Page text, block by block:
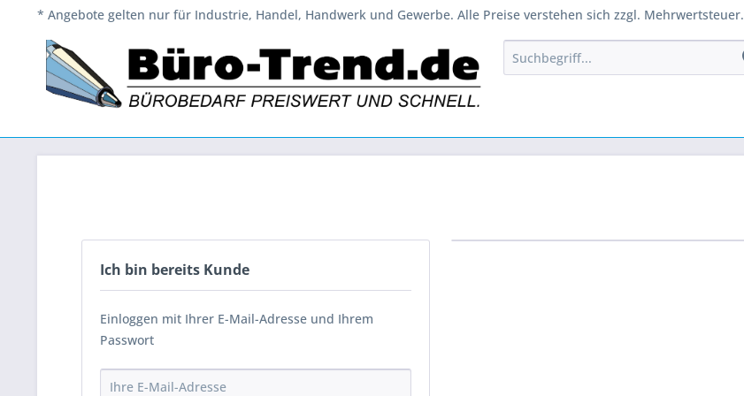
* Angebote gelten nur für Industrie, Handel, Handwerk und Gewerbe. Alle Preise verstehen sich zzgl. Mehrwertsteuer.
Ich bin bereits Kunde
Einloggen mit Ihrer E-Mail-Adresse und Ihrem
Passwort